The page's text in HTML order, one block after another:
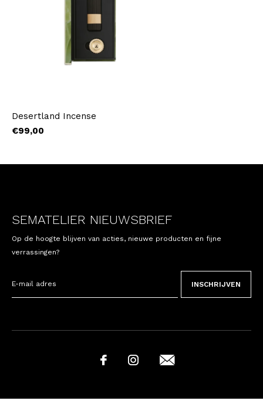
Desertland Incense
€99,00
SEMATELIER NIEUWSBRIEF
Op de hoogte blijven van acties, nieuwe producten en fijne
verrassingen?
INSCHRIJVEN